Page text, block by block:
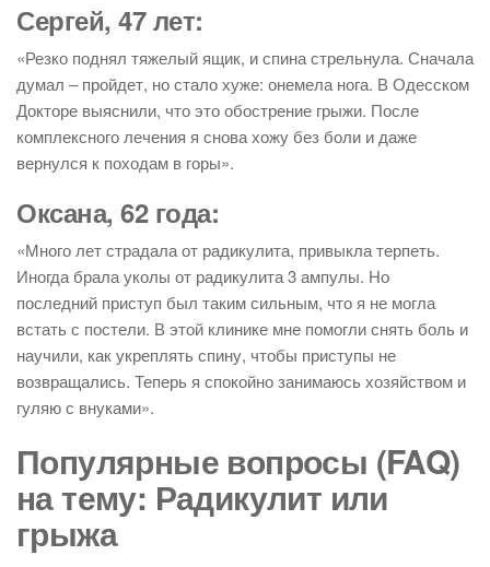
Сергей, 47 лет:
«Резко поднял тяжелый ящик, и спина стрельнула. Сначала
думал – пройдет, но стало хуже: онемела нога. В Одесском
Докторе выяснили, что это обострение грыжи. После
комплексного лечения я снова хожу без боли и даже
вернулся к походам в горы».
Оксана, 62 года:
«Много лет страдала от радикулита, привыкла терпеть.
Иногда брала уколы от радикулита 3 ампулы. Но
последний приступ был таким сильным, что я не могла
встать с постели. В этой клинике мне помогли снять боль и
научили, как укреплять спину, чтобы приступы не
возвращались. Теперь я спокойно занимаюсь хозяйством и
гуляю с внуками».
Популярные вопросы (FAQ)
на тему: Радикулит или
грыжа